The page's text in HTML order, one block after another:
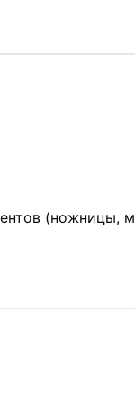
(ножницы,